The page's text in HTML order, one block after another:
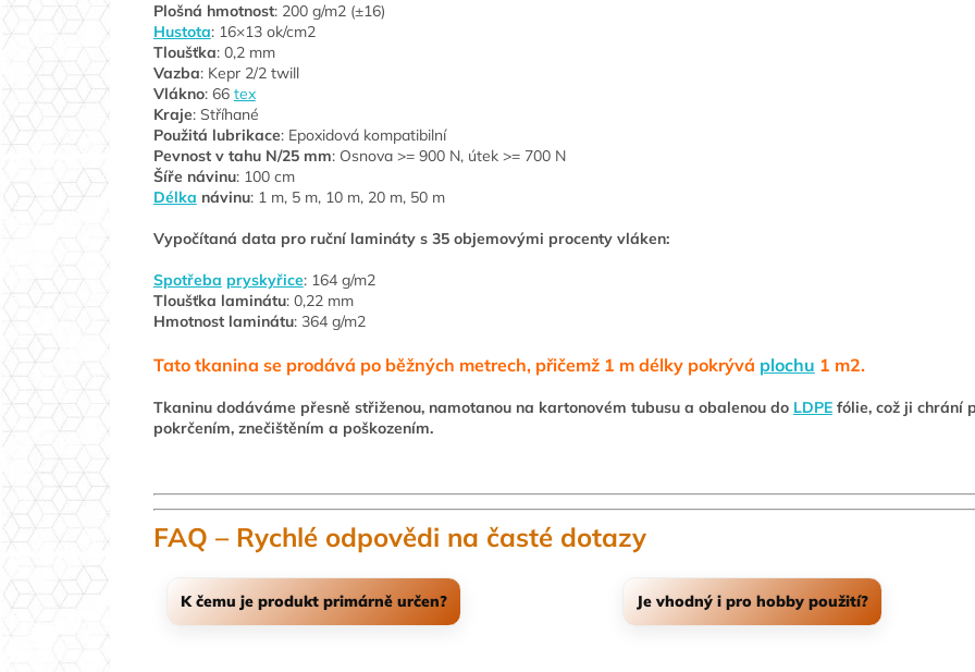
Plošná hmotnost: 200 g/m2 (±16)
Hustota: 16×13 ok/cm2
Tloušťka: 0,2 mm
Vazba: Kepr 2/2 twill
Vlákno: 66 tex
Kraje: Stříhané
Použitá lubrikace: Epoxidová kompatibilní
Pevnost v tahu N/25 mm: Osnova >= 900 N, útek >= 700 N
Šíře návinu: 100 cm
Délka návinu: 1 m, 5 m, 10 m, 20 m, 50 m
Vypočítaná data pro ruční lamináty s 35 objemovými procenty vláken:
Spotřeba pryskyřice: 164 g/m2
Tloušťka laminátu: 0,22 mm
Hmotnost laminátu: 364 g/m2
Tato tkanina se prodává po běžných metrech, přičemž 1 m délky pokrývá plochu 1 m2.
Tkaninu dodáváme přesně střiženou, namotanou na kartonovém tubusu a obalenou do LDPEfólie, což ji chrání
pokrčením, znečištěním a poškozením.
FAQ – Rychlé odpovědi na časté dotazy
K čemu je produkt primárně určen? Je vhodný i pro hobby použití?